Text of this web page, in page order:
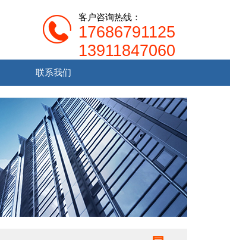
客户咨询热线：
17686791125
13911847060
联系我们